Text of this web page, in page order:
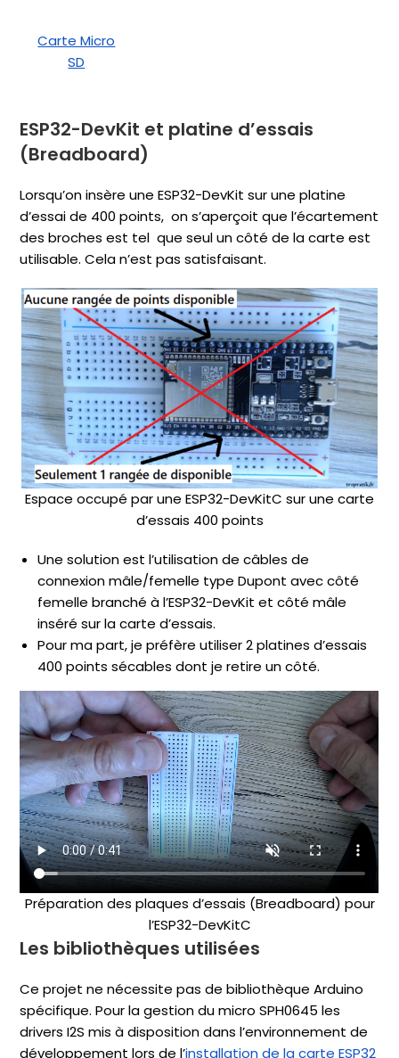
Carte Micro
SD
ESP32-DevKit et platine d’essais
(Breadboard)
Lorsqu’on insère une ESP32-DevKit sur une platine
d’essai de 400 points, on s’aperçoit que l’écartement
des broches est tel que seul un côté de la carte est
utilisable. Cela n’est pas satisfaisant.
Espace occupé par une ESP32-DevKitC sur une carte
d’essais 400 points
Une solution est l’utilisation de câbles de
connexion mâle/femelle type Dupont avec côté
femelle branché à l’ESP32-DevKit et côté mâle
inséré sur la carte d’essais.
Pour ma part, je préfère utiliser 2 platines d’essais
400 points sécables dont je retire un côté.
Préparation des plaques d’essais (Breadboard) pour
l’ESP32-DevKitC
Les bibliothèques utilisées
Ce projet ne nécessite pas de bibliothèque Arduino
spécifique. Pour la gestion du micro SPH0645 les
drivers I2S mis à disposition dans l’environnement de
développement lors de l’installation de la carte ESP32